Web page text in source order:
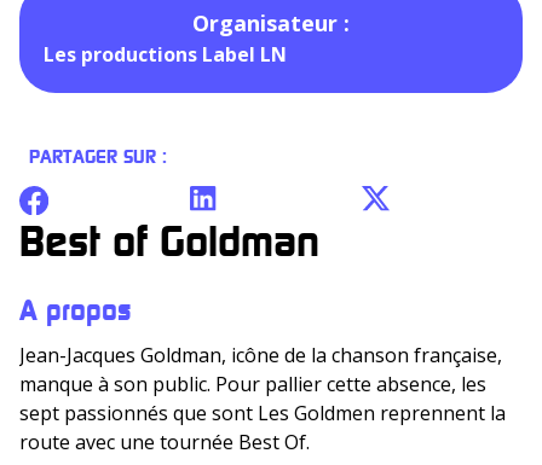
Organisateur :
Les productions Label LN
PARTAGER SUR :
Best of Goldman
A propos
Jean-Jacques Goldman, icône de la chanson française,
manque à son public. Pour pallier cette absence, les
sept passionnés que sont Les Goldmen reprennent la
route avec une tournée Best Of.